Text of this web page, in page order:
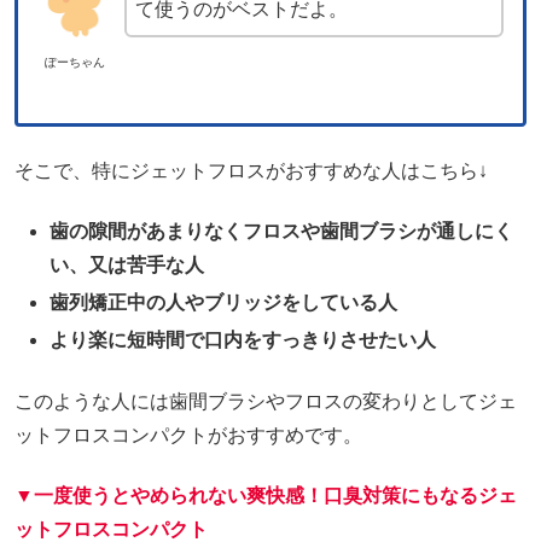
ぽーちゃん
て使うのがベストだよ。
そこで、特にジェットフロスがおすすめな人はこちら↓
歯の隙間があまりなくフロスや歯間ブラシが通しにく
い、又は苦手な人
歯列矯正中の人やブリッジをしている人
より楽に短時間で口内をすっきりさせたい人
このような人には歯間ブラシやフロスの変わりとしてジェ
ットフロスコンパクトがおすすめです。
▼一度使うとやめられない爽快感！口臭対策にもなるジェ
ットフロスコンパクト